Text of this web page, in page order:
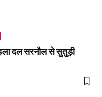
दल सरनौल से सुतुड़ी